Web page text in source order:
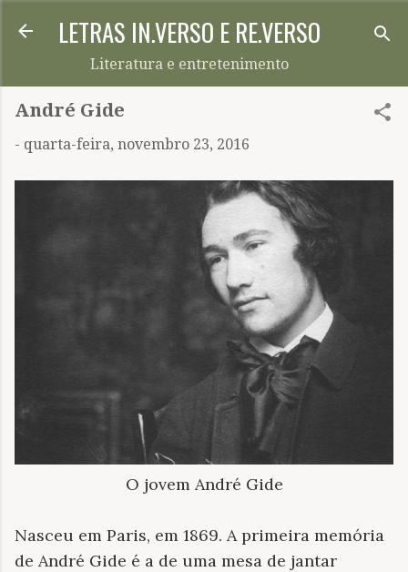
Pular para o conteúdo principal
LETRAS IN.VERSO E RE.VERSO
Literatura e entretenimento
André Gide
- quarta-feira, novembro 23, 2016
O jovem André Gide
Nasceu em Paris, em 1869. A primeira memória
de André Gide é a de uma mesa de jantar